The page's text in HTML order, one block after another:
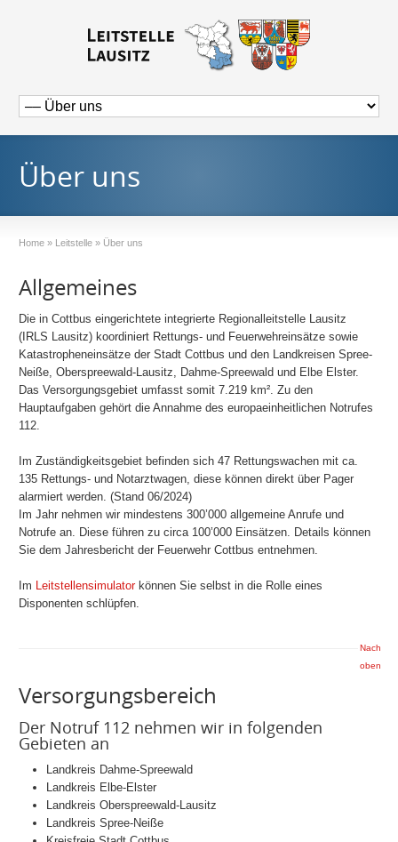
Über uns
Home » Leitstelle » Über uns
Allgemeines
Die in Cottbus eingerichtete integrierte Regionalleitstelle Lausitz
(IRLS Lausitz) koordiniert Rettungs- und Feuerwehreinsätze sowie
Katastropheneinsätze der Stadt Cottbus und den Landkreisen Spree-
Neiße, Oberspreewald-Lausitz, Dahme-Spreewald und Elbe Elster.
Das Versorgungsgebiet umfasst somit 7.219 km². Zu den
Hauptaufgaben gehört die Annahme des europaeinheitlichen Notrufes
112.
Im Zuständigkeitsgebiet befinden sich 47 Rettungswachen mit ca.
135 Rettungs- und Notarztwagen, diese können direkt über Pager
alarmiert werden. (Stand 06/2024)
Im Jahr nehmen wir mindestens 300’000 allgemeine Anrufe und
Notrufe an. Diese führen zu circa 100’000 Einsätzen. Details können
Sie dem Jahresbericht der Feuerwehr Cottbus entnehmen.
Im Leitstellensimulatorkönnen Sie selbst in die Rolle eines
Disponenten schlüpfen.
Nach
oben
Versorgungsbereich
Der Notruf 112 nehmen wir in folgenden
Gebieten an
Landkreis Dahme-Spreewald
Landkreis Elbe-Elster
Landkreis Oberspreewald-Lausitz
Landkreis Spree-Neiße